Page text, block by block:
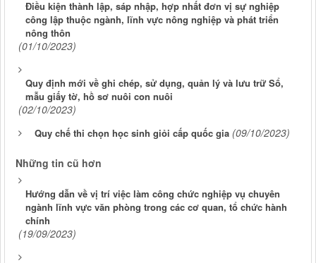
Điều kiện thành lập, sáp nhập, hợp nhất đơn vị sự nghiệp
công lập thuộc ngành, lĩnh vực nông nghiệp và phát triển
nông thôn
(01/10/2023)
Quy định mới về ghi chép, sử dụng, quản lý và lưu trữ Sổ,
mẫu giấy tờ, hồ sơ nuôi con nuôi
(02/10/2023)
Quy chế thi chọn học sinh giỏi cấp quốc gia (09/10/2023)
Những tin cũ hơn
Hướng dẫn về vị trí việc làm công chức nghiệp vụ chuyên
ngành lĩnh vực văn phòng trong các cơ quan, tổ chức hành
chính
(19/09/2023)